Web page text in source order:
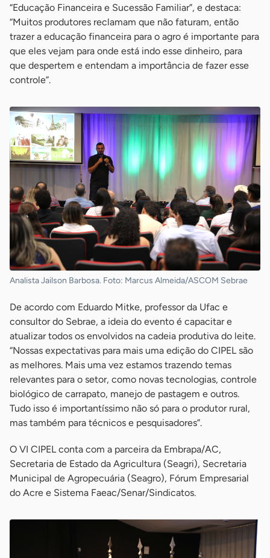
“Educação Financeira e Sucessão Familiar”, e destaca:
“Muitos produtores reclamam que não faturam, então
trazer a educação financeira para o agro é importante para
que eles vejam para onde está indo esse dinheiro, para
que despertem e entendam a importância de fazer esse
controle”.
Analista Jailson Barbosa. Foto: Marcus Almeida/ASCOM Sebrae
De acordo com Eduardo Mitke, professor da Ufac e
consultor do Sebrae, a ideia do evento é capacitar e
atualizar todos os envolvidos na cadeia produtiva do leite.
“Nossas expectativas para mais uma edição do CIPEL são
as melhores. Mais uma vez estamos trazendo temas
relevantes para o setor, como novas tecnologias, controle
biológico de carrapato, manejo de pastagem e outros.
Tudo isso é importantíssimo não só para o produtor rural,
mas também para técnicos e pesquisadores”.
O VI CIPEL conta com a parceira da Embrapa/AC,
Secretaria de Estado da Agricultura (Seagri), Secretaria
Municipal de Agropecuária (Seagro), Fórum Empresarial
do Acre e Sistema Faeac/Senar/Sindicatos.